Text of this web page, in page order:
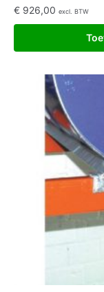
€ 926,00 excl. BTW